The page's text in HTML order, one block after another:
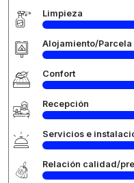
Limpieza
Alojamiento/Parcela
Confort
Recepción
Servicios e
Relación calidad/